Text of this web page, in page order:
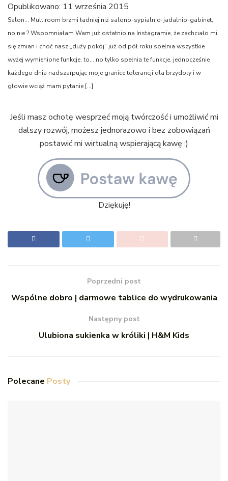
Opublikowano: 11 września 2015
Salon… Multiroom brzmi ładniej niż salono-sypialnio-jadalnio-gabinet,
no nie ? Wspomniałam Wam już ostatnio na Instagramie, że zachciało mi
się zmian i choć nasz „duży pokój” już od pół roku spełnia wszystkie
wyżej wymienione funkcje, to… no tylko spełnia te funkcje, jednocześnie
każdego dnia nadszarpując moje granice tolerancji dla brzydoty i w
głowie wciąż mam pytanie […]
Jeśli masz ochotę wesprzeć moją twórczość i umożliwić mi
dalszy rozwój, możesz jednorazowo i bez zobowiązań
postawić mi wirtualną wspierającą kawę :)
Dziękuję!
Poprzedni post
Wspólne dobro | darmowe tablice do wydrukowania
Następny post
Ulubiona sukienka w króliki | H&M Kids
Polecane Posty